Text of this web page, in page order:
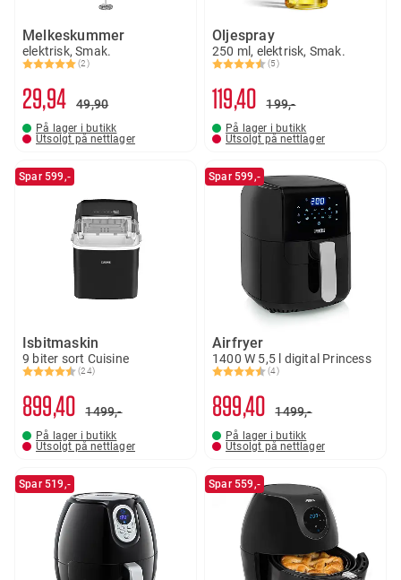
Melkeskummer
elektrisk, Smak.
Karakter:
(2)
5.0 av 5 mulige
29 94 49 90
På lager i butikk
Utsolgt på nettlager
Oljespray
250 ml, elektrisk, Smak.
Karakter:
(5)
4.2 av 5 mulige
11940 199,-
På lager i butikk
Utsolgt på nettlager
Spar 599,-
Isbitmaskin
9 biter sort Cuisine
Karakter:
(24)
4.4 av 5 mulige
89940 1499,-
På lager i butikk
Utsolgt på nettlager
Spar 599,-
Airfryer
1400 W 5,5 l digital Princess
Karakter:
(4)
4.8 av 5 mulige
89940 1499,-
På lager i butikk
Utsolgt på nettlager
Spar 519,- Spar 559,-